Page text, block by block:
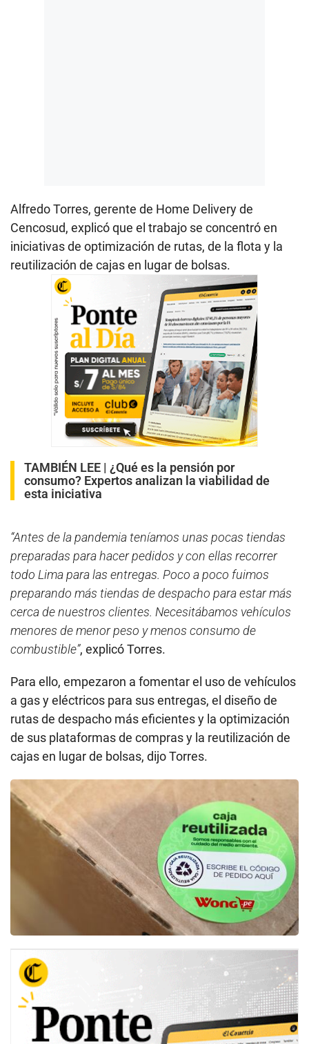
Alfredo Torres, gerente de Home Delivery de
Cencosud, explicó que el trabajo se concentró en
iniciativas de optimización de rutas, de la flota y la
reutilización de cajas en lugar de bolsas.
TAMBIÉN LEE | ¿Qué es la pensión por
consumo? Expertos analizan la viabilidad de
esta iniciativa
“Antes de la pandemia teníamos unas pocas tiendas
preparadas para hacer pedidos y con ellas recorrer
todo Lima para las entregas. Poco a poco fuimos
preparando más tiendas de despacho para estar más
cerca de nuestros clientes. Necesitábamos vehículos
menores de menor peso y menos consumo de
combustible”, explicó Torres.
Para ello, empezaron a fomentar el uso de vehículos
a gas y eléctricos para sus entregas, el diseño de
rutas de despacho más eficientes y la optimización
de sus plataformas de compras y la reutilización de
cajas en lugar de bolsas, dijo Torres.